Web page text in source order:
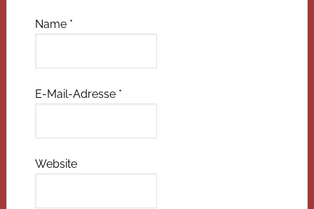
Name *
E-Mail-Adresse *
Website